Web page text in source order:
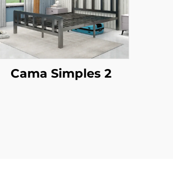
Cama Simples 2